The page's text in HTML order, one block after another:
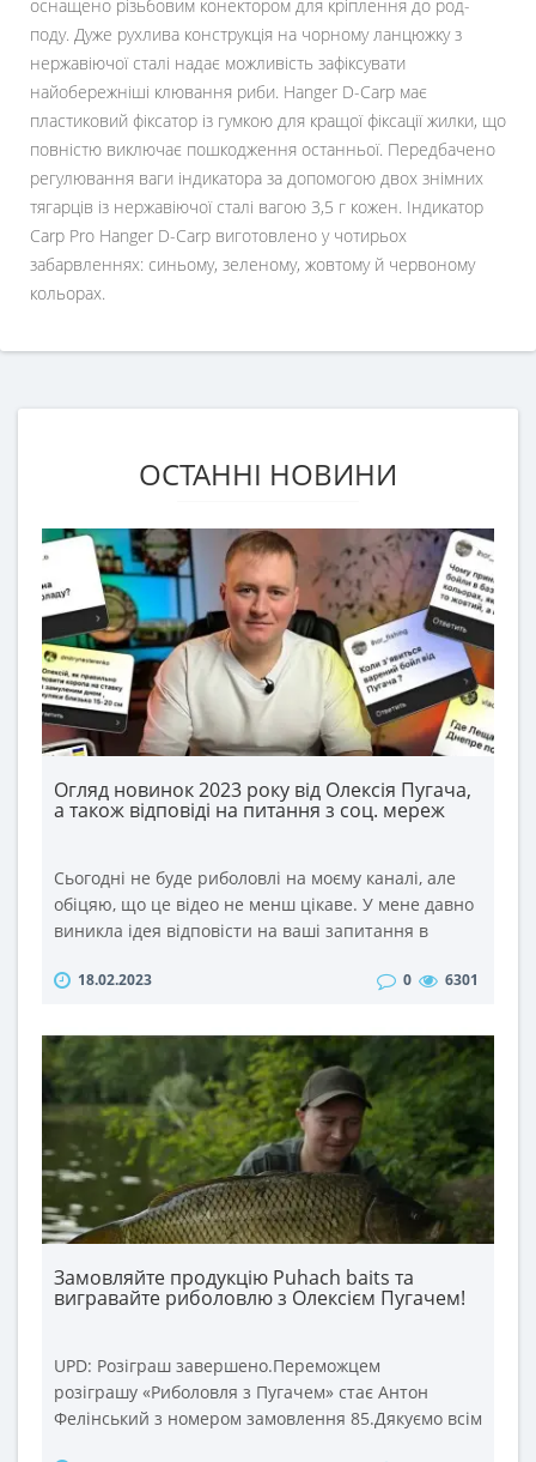
оснащено різьбовим конектором для кріплення до род-
поду. Дуже рухлива конструкція на чорному ланцюжку з
нержавіючої сталі надає можливість зафіксувати
найобережніші клювання риби. Hanger D-Carp має
пластиковий фіксатор із гумкою для кращої фіксації жилки, що
повністю виключає пошкодження останньої. Передбачено
регулювання ваги індикатора за допомогою двох знімних
тягарців із нержавіючої сталі вагою 3,5 г кожен. Індикатор
Carp Pro Hanger D-Carp виготовлено у чотирьох
забарвленнях: синьому, зеленому, жовтому й червоному
кольорах.
ОСТАННІ НОВИНИ
Огляд новинок 2023 року від Олексія Пугача,
а також відповіді на питання з соц. мереж
Сьогодні не буде риболовлі на моєму каналі, але
обіцяю, що це відео не менш цікаве. У мене давно
виникла ідея відповісти на ваші запитання в
дуже багато під кожним відео та в соц. мережах.
відео. ..
18.02.2023 0 6301
Замовляйте продукцію Puhach baits та
вигравайте риболовлю з Олексієм Пугачем!
UPD: Розіграш завершено.Переможцем
розіграшу «Риболовля з Пугачем» стає Антон
Фелінський з номером замовлення 85.Дякуємо всім